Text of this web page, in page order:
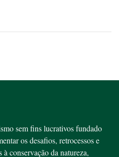
sem fins lucrativos fundado
os desafios, retrocessos e
conservação da natureza,